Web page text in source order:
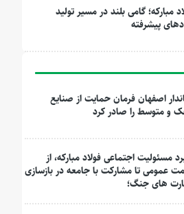
مبارکه؛ گامی بلند در مسیر تولید
پیشرفته
اصفهان فرمان حمایت از صنایع
و متوسط را صادر کرد
مسئولیت اجتماعی فولاد مبارکه، از
عمومی تا مشارکت با جامعه در بازسازی
های جنگ؛